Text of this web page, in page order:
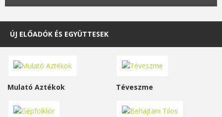
ÚJ ELŐADÓK ÉS EGYÜTTESEK
Mulató Aztékok Téveszme